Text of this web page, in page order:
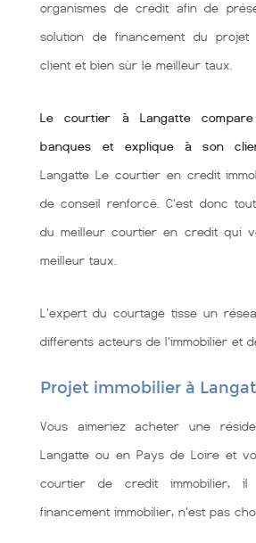
organismes de crédit afin de
solution de financement du projet
client et bien sùr le meilleur taux.
Le courtier à Langatte
banques et explique à son
Langatte Le courtier en credit
de conseil renforcé. C'est donc
du meilleur courtier en credit qui
meilleur taux.
L'expert du courtage tisse un
différents acteurs de l'immobilier et
Projet immobilier à
Vous aimeriez acheter une
Langatte ou en Pays de Loire et
courtier de credit immobilier,
financement immobilier, n'est pas